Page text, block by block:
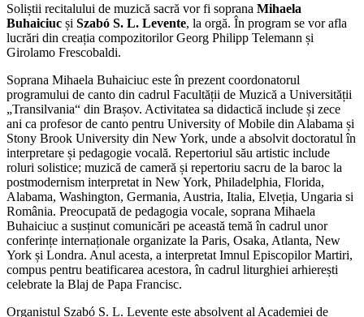
Soliștii recitalului de muzică sacră vor fi soprana Mihaela
Buhaiciuc și Szabó S. L. Levente, la orgă. În program se vor afla
lucrări din creația compozitorilor Georg Philipp Telemann și
Girolamo Frescobaldi.
Soprana Mihaela Buhaiciuc este în prezent coordonatorul
programului de canto din cadrul Facultății de Muzică a Universității
„Transilvania“ din Brașov. Activitatea sa didactică include și zece
ani ca profesor de canto pentru University of Mobile din Alabama și
Stony Brook University din New York, unde a absolvit doctoratul în
interpretare și pedagogie vocală. Repertoriul său artistic include
roluri solistice; muzică de cameră și repertoriu sacru de la baroc la
postmodernism interpretat in New York, Philadelphia, Florida,
Alabama, Washington, Germania, Austria, Italia, Elveția, Ungaria si
România. Preocupată de pedagogia vocale, soprana Mihaela
Buhaiciuc a susținut comunicări pe această temă în cadrul unor
conferințe internaționale organizate la Paris, Osaka, Atlanta, New
York și Londra. Anul acesta, a interpretat Imnul Episcopilor Martiri,
compus pentru beatificarea acestora, în cadrul liturghiei arhierești
celebrate la Blaj de Papa Francisc.
Organistul Szabó S. L. Levente este absolvent al Academiei de